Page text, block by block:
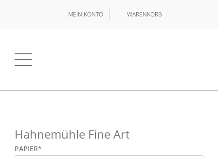
MEIN KONTO WARENKORB
Hahnemühle Fine Art
PAPIER*